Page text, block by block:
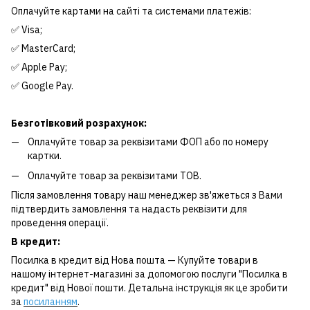
Оплачуйте картами на сайті та системами платежів:
✅ Visa;
✅ MasterCard;
✅ Apple Pay;
✅ Google Pay.
Безготівковий розрахунок:
Оплачуйте товар за реквізитами ФОП або по номеру
картки.
Оплачуйте товар за реквізитами ТОВ.
Після замовлення товару наш менеджер зв'яжеться з Вами
підтвердить замовлення та надасть реквізити для
проведення операції.
В кредит:
Посилка в кредит від Нова пошта — Купуйте товари в
нашому інтернет-магазині за допомогою послуги "Посилка в
кредит" від Нової пошти. Детальна інструкція як це зробити
запосиланням.